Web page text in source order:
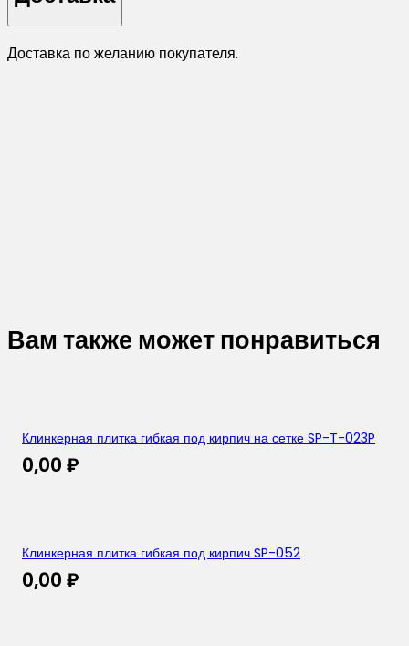
Доставка по желанию покупателя.
Вам также может понравиться
Клинкерная плитка гибкая под кирпич на сетке SP-T-023P
0,00 ₽
Клинкерная плитка гибкая под кирпич SP-052
0,00 ₽